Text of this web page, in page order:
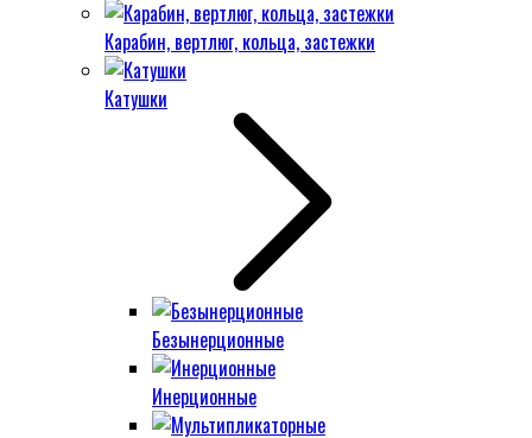
Карабин, вертлюг, кольца, застежки
Катушки
Безынерционные
Инерционные